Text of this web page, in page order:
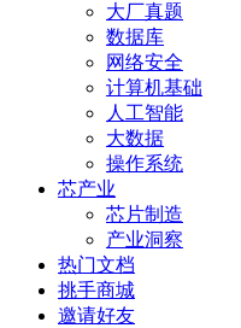
大厂真题
数据库
网络安全
计算机基础
人工智能
大数据
操作系统
芯产业
芯片制造
产业洞察
热门文档
挑手商城
邀请好友